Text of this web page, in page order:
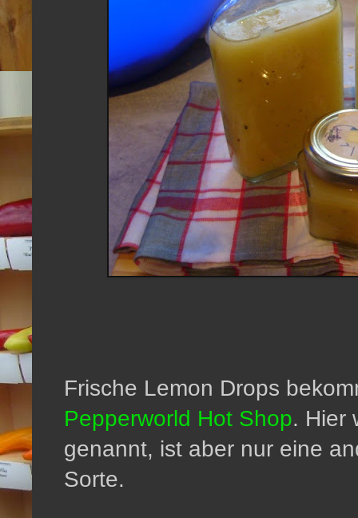
Frische Lemon Drops
Pepperworld Hot Shop. Hier
genannt, ist aber nur eine
Sorte.